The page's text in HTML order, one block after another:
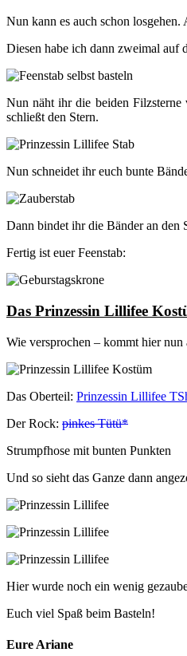
Nun kann es auch schon
Diesen habe ich dann zweimal auf
Nun näht ihr die beiden
schließt den Stern.
Nun schneidet ihr euch bunte
Dann bindet ihr die Bänder an den
Fertig ist euer Feenstab:
Das Prinzessin Lillifee
Wie versprochen – kommt hier
Das Oberteil: Prinzessin Lillifee
Der Rock: pinkes Tütü*
Strumpfhose mit bunten Punkten
Und so sieht das Ganze dann
Hier wurde noch ein wenig
Euch viel Spaß beim Basteln!
Eure Ariane